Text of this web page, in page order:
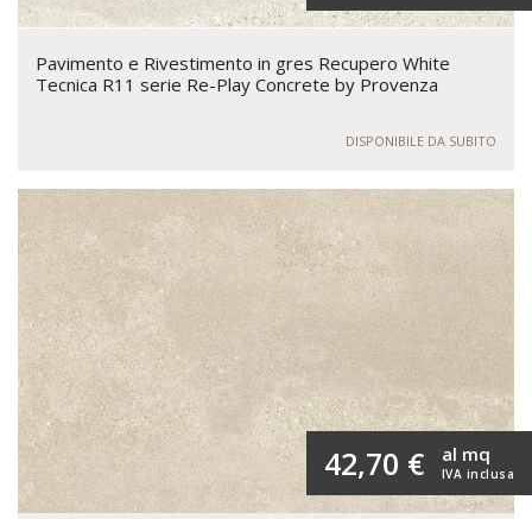
Pavimento e Rivestimento in gres Recupero White
Tecnica R11 serie Re-Play Concrete by Provenza
DISPONIBILE DA SUBITO
42,70 € IVA inclusa
al mq